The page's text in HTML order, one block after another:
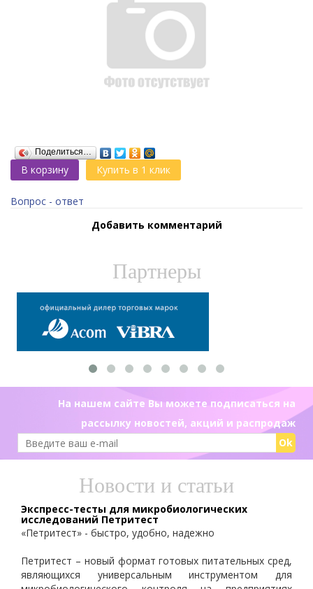
Поделиться…
В корзину Купить в 1 клик
Вопрос - ответ
Добавить комментарий
Партнеры
На нашем сайте Вы можете подписаться на
рассылку новостей, акций и распродаж
Ok
Новости и статьи
Экспресс-тесты для микробиологических
исследований Петритест
«Петритест» - быстро, удобно, надежно
Петритест – новый формат готовых питательных сред,
являющихся универсальным инструментом для